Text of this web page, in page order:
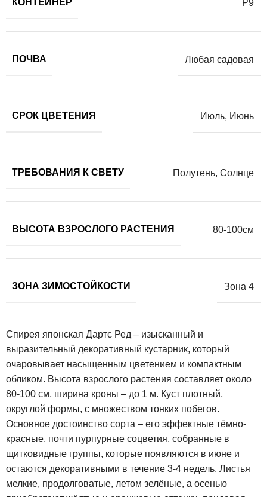
КОНТЕЙНЕР Р9
ПОЧВА Любая садовая
СРОК ЦВЕТЕНИЯ Июль, Июнь
ТРЕБОВАНИЯ К СВЕТУ Полутень, Солнце
ВЫСОТА ВЗРОСЛОГО РАСТЕНИЯ 80-100см
ЗОНА ЗИМОСТОЙКОСТИ Зона 4
Спирея японская Дартс Ред – изысканный и
выразительный декоративный кустарник, который
очаровывает насыщенным цветением и компактным
обликом. Высота взрослого растения составляет около
80-100 см, ширина кроны – до 1 м. Куст плотный,
округлой формы, с множеством тонких побегов.
Основное достоинство сорта – его эффектные тёмно-
красные, почти пурпурные соцветия, собранные в
щитковидные группы, которые появляются в июне и
остаются декоративными в течение 3-4 недель. Листья
мелкие, продолговатые, летом зелёные, а осенью